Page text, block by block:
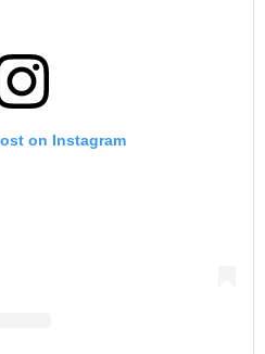
on Instagram